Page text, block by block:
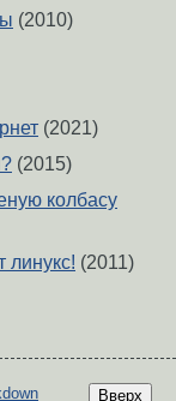
(2010)
(2021)
(2015)
колбасу
линукс! (2011)
Вверх